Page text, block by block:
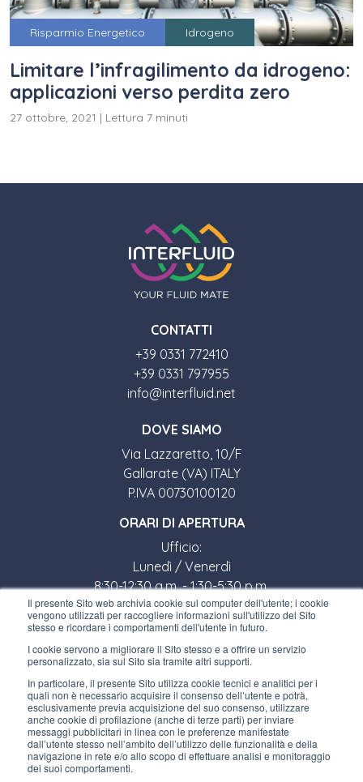
Il presente Sito web archivia cookie sul computer dell'utente; i cookie
vengono utilizzati per raccogliere informazioni sull'utilizzo del Sito
stesso e ricordare i comportamenti dell'utente in futuro.
I cookie servono a migliorare il Sito stesso e a offrire un servizio
personalizzato, sia sul Sito sia tramite altri supporti.
In particolare, il presente Sito utilizza cookie tecnici e analitici per i
quali non è necessario acquisire il consenso dell’utente e potrà,
esclusivamente previa acquisizione del suo consenso, utilizzare
anche cookie di profilazione (anche di terze parti) per inviare
messaggi pubblicitari in linea con le preferenze manifestate
dall’utente stesso nell’ambito dell’utilizzo delle funzionalità e della
navigazione in rete e/o allo scopo di effettuare analisi e monitoraggio
dei suoi comportamenti.
Risparmio Energetico Idrogeno
Limitare l’infragilimento da idrogeno:
applicazioni verso perdita zero
27 ottobre, 2021 | Lettura 7 minuti
CONTATTI
+39 0331 772410
+39 0331 797955
info@interfluid.net
DOVE SIAMO
Via Lazzaretto, 10/F
Gallarate (VA) ITALY
P.IVA 00730100120
ORARI DI APERTURA
Ufficio:
Lunedì / Venerdì
8:30-12:30 a.m. - 1:30-5:30 p.m.
Negozio:
Lunedì / Venerdì
8:30-12:00 a.m. - 1:30-5:00 p.m.
Iscriviti alla newsletter
Lavora con noi
Gli imballi di Interfluid